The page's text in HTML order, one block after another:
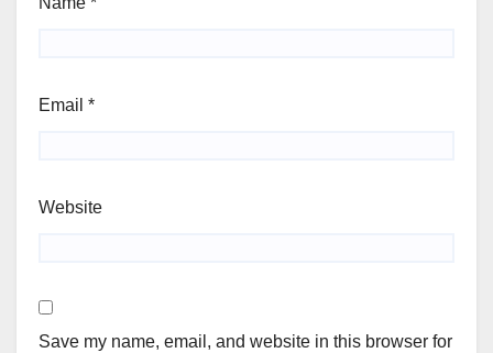
Email *
Website
Save my name, email, and website in this browser for